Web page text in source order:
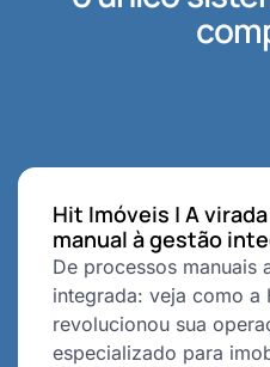
Hit Imóveis | A
manual à gestão
De processos manuais
integrada: veja como a
revolucionou sua
especializado para